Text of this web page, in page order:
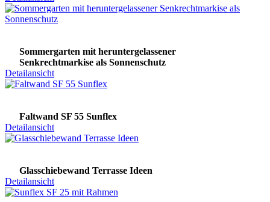
Sommergarten mit heruntergelassener
Senkrechtmarkise als Sonnenschutz
Detailansicht
Faltwand SF 55 Sunflex
Detailansicht
Glasschiebewand Terrasse Ideen
Detailansicht